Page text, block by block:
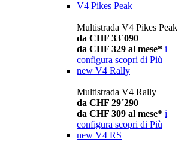
V4 Pikes Peak
Multistrada V4 Pikes Peak
da CHF 33´090
da CHF 329 al mese* i
configura scopri di Più
new V4 Rally
Multistrada V4 Rally
da CHF 29´290
da CHF 309 al mese* i
configura scopri di Più
new V4 RS